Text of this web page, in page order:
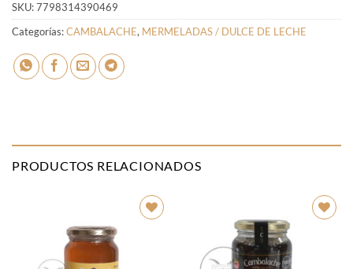
SKU:7798314390469
Categorías:CAMBALACHE, MERMELADAS / DULCE DE LECHE
PRODUCTOS RELACIONADOS